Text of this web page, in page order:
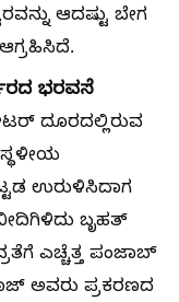
ಆದಷ್ಟು ಬೇಗ
ಭರವಸೆ
ದೂರದಲ್ಲಿರುವ
ಉರುಳಿಸಿದಾಗ
ಬೃಹತ್
ಎಚ್ಚೆತ್ತ ಪಂಜಾಬ್
ಅವರು ಪ್ರಕರಣದ